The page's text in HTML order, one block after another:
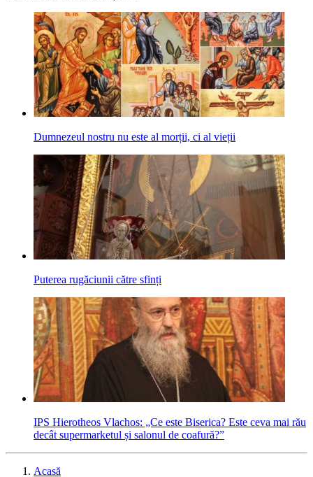
Dumnezeul nostru nu este al morții, ci al vieții
Puterea rugăciunii către sfinți
IPS Hierotheos Vlachos: „Ce este Biserica? Este ceva mai rău
decât supermarketul și salonul de coafură?”
Acasă